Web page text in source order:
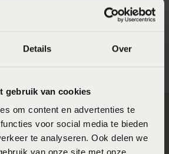
Details Over
gebruik van cookies
om content en advertenties te
voor social media te bieden
te analyseren. Ook delen we